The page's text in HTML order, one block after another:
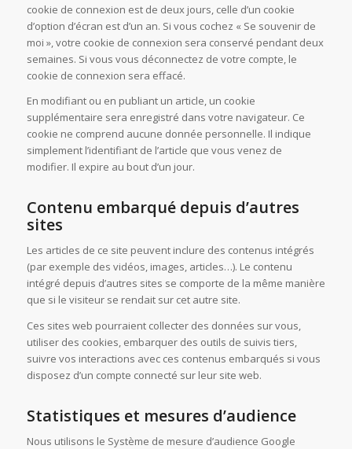
cookie de connexion est de deux jours, celle d’un cookie
d’option d’écran est d’un an. Si vous cochez « Se souvenir de
moi », votre cookie de connexion sera conservé pendant deux
semaines. Si vous vous déconnectez de votre compte, le
cookie de connexion sera effacé.
En modifiant ou en publiant un article, un cookie
supplémentaire sera enregistré dans votre navigateur. Ce
cookie ne comprend aucune donnée personnelle. Il indique
simplement l’identifiant de l’article que vous venez de
modifier. Il expire au bout d’un jour.
Contenu embarqué depuis d’autres
sites
Les articles de ce site peuvent inclure des contenus intégrés
(par exemple des vidéos, images, articles…). Le contenu
intégré depuis d’autres sites se comporte de la même manière
que si le visiteur se rendait sur cet autre site.
Ces sites web pourraient collecter des données sur vous,
utiliser des cookies, embarquer des outils de suivis tiers,
suivre vos interactions avec ces contenus embarqués si vous
disposez d’un compte connecté sur leur site web.
Statistiques et mesures d’audience
Nous utilisons le Système de mesure d’audience Google